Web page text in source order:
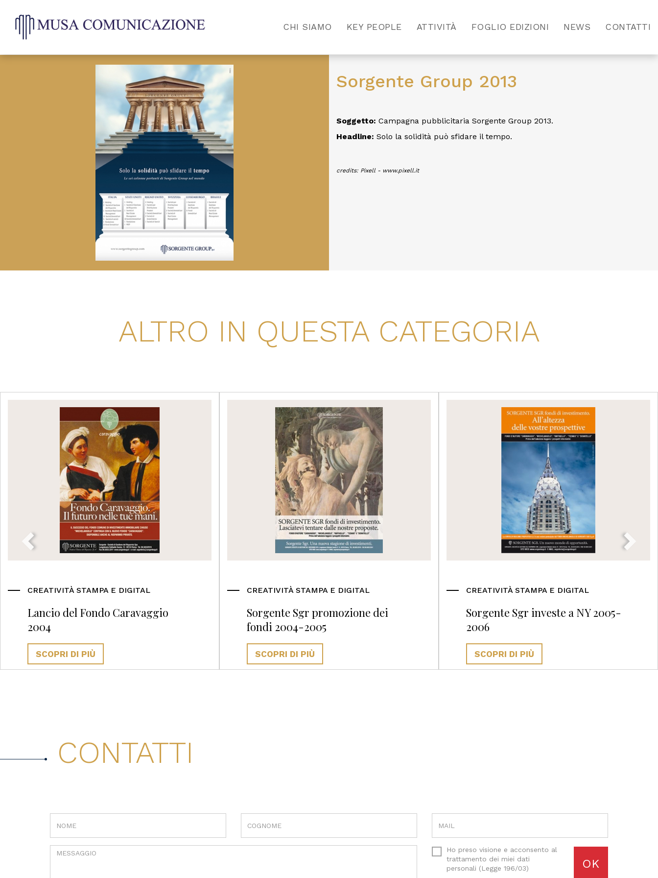
CHI SIAMO KEY PEOPLE ATTIVITÀ FOGLIO EDIZIONI NEWS CONTATTI
Sorgente Group 2013
Soggetto: Campagna pubblicitaria Sorgente Group 2013.
Headline: Solo la solidità può sfidare il tempo.
credits: Pixell - www.pixell.it
ALTRO IN QUESTA CATEGORIA
CREATIVITÀ STAMPA E DIGITAL
Lancio del Fondo Caravaggio
2004
SCOPRI DI PIÙ
CREATIVITÀ STAMPA E DIGITAL
Sorgente Sgr promozione dei
fondi 2004-2005
SCOPRI DI PIÙ
CREATIVITÀ STAMPA E DIGITAL
Sorgente Sgr investe a NY 2005-
2006
SCOPRI DI PIÙ
CONTATTI
Ho preso visione e acconsento al
trattamento dei miei dati
personali (Legge 196/03)
OK